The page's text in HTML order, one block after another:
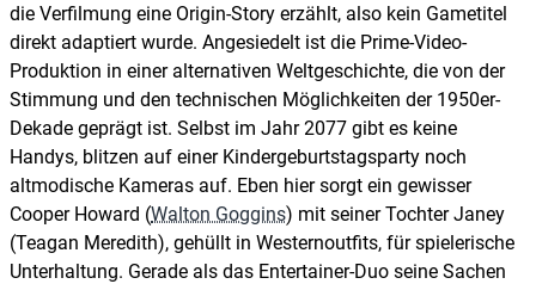
die Verfilmung eine Origin-Story erzählt, also kein Gametitel
direkt adaptiert wurde. Angesiedelt ist die Prime-Video-
Produktion in einer alternativen Weltgeschichte, die von der
Stimmung und den technischen Möglichkeiten der 1950er-
Dekade geprägt ist. Selbst im Jahr 2077 gibt es keine
Handys, blitzen auf einer Kindergeburtstagsparty noch
altmodische Kameras auf. Eben hier sorgt ein gewisser
Cooper Howard (Walton Goggins) mit seiner Tochter Janey
(Teagan Meredith), gehüllt in Westernoutfits, für spielerische
Unterhaltung. Gerade als das Entertainer-Duo seine Sachen